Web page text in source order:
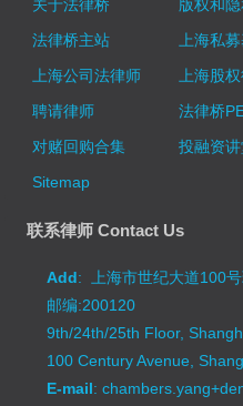
关于法律桥 版权和
法律桥主站
上海私
上海公司法律师
上海股
聘请律师
法律桥
对赌回购合集
投融资
Sitemap
联系律师 Contact Us
Add: 上海市世纪大道100
邮编:200120
9th/24th/25th Floor,
100 Century Avenue,
E-mail: